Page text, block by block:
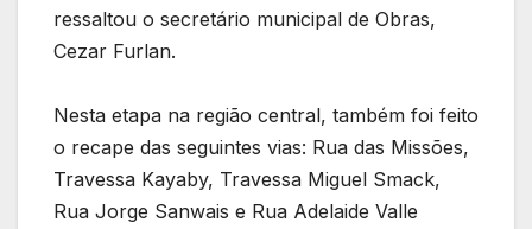
ressaltou o secretário municipal de Obras,
Cezar Furlan.
Nesta etapa na região central, também foi feito
o recape das seguintes vias: Rua das Missões,
Travessa Kayaby, Travessa Miguel Smack,
Rua Jorge Sanwais e Rua Adelaide Valle